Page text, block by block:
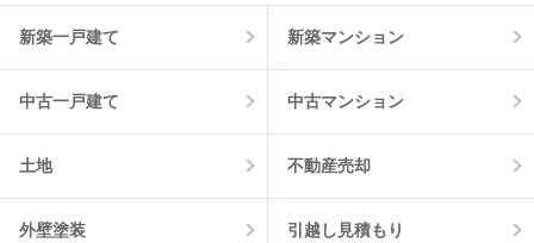
7
新築一戸建て 新築マンション
中古一戸建て 中古マンション
土地 不動産売却
外壁塗装 引越し見積もり